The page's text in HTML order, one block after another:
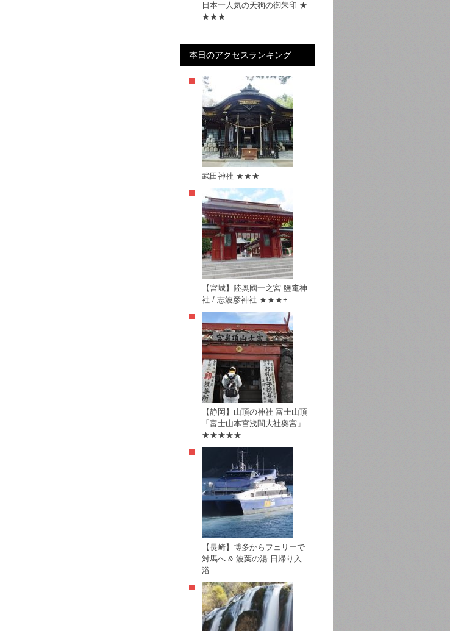
日本一人気の天狗の御朱印 ★
★★★
本日のアクセスランキング
武田神社 ★★★
【宮城】陸奥國一之宮 鹽竃神
社 / 志波彦神社 ★★★+
【静岡】山頂の神社 富士山頂
「富士山本宮浅間大社奥宮」
★★★★★
【長崎】博多からフェリーで
対馬へ & 波葉の湯 日帰り入
浴